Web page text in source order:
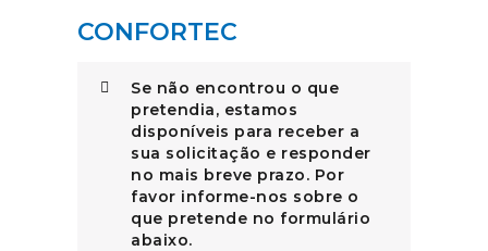
CONFORTEC
Se não encontrou o que
pretendia, estamos
disponíveis para receber a
sua solicitação e responder
no mais breve prazo. Por
favor informe-nos sobre o
que pretende no formulário
abaixo.